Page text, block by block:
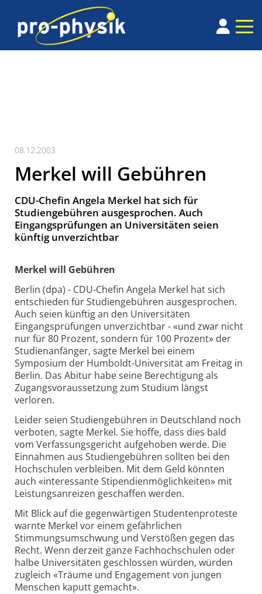
08.12.2003
Merkel will Gebühren
CDU-Chefin Angela Merkel hat sich für
Studiengebühren ausgesprochen. Auch
Eingangsprüfungen an Universitäten seien
künftig unverzichtbar
Merkel will Gebühren
Berlin (dpa) - CDU-Chefin Angela Merkel hat sich
entschieden für Studiengebühren ausgesprochen.
Auch seien künftig an den Universitäten
Eingangsprüfungen unverzichtbar - «und zwar nicht
nur für 80 Prozent, sondern für 100 Prozent» der
Studienanfänger, sagte Merkel bei einem
Symposium der Humboldt-Universität am Freitag in
Berlin. Das Abitur habe seine Berechtigung als
Zugangsvoraussetzung zum Studium längst
verloren.
Leider seien Studiengebühren in Deutschland noch
verboten, sagte Merkel. Sie hoffe, dass dies bald
vom Verfassungsgericht aufgehoben werde. Die
Einnahmen aus Studiengebühren sollten bei den
Hochschulen verbleiben. Mit dem Geld könnten
auch «interessante Stipendienmöglichkeiten» mit
Leistungsanreizen geschaffen werden.
Mit Blick auf die gegenwärtigen Studentenproteste
warnte Merkel vor einem gefährlichen
Stimmungsumschwung und Verstößen gegen das
Recht. Wenn derzeit ganze Fachhochschulen oder
halbe Universitäten geschlossen würden, würden
zugleich «Träume und Engagement von jungen
Menschen kaputt gemacht».